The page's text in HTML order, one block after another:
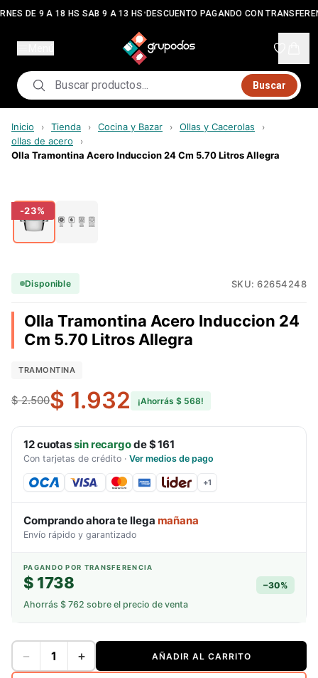
DE 9 A 18 HS SAB 9 A 13 HS• DESCUENTO PAGANDO CON
Buscar
Inicio › Tienda › Cocina y Bazar › Ollas y Cacerolas ›
ollas de acero ›
Olla Tramontina Acero Induccion 24 Cm 5.70 Litros Allegra
-23%
Disponible SKU: 62654248
Olla Tramontina Acero Induccion 24
Cm 5.70 Litros Allegra
TRAMONTINA
$ 2.500$ 1.932 ¡Ahorrás $ 568!
12cuotassin recargode$ 161
Con tarjetas de crédito · Ver medios de pago
+1
Comprando ahora te llega mañana
Envío rápido y garantizado
PAGANDO POR TRANSFERENCIA
$ 1738 −30%
Ahorrás $ 762 sobre el precio de venta
− + AÑADIR AL CARRITO